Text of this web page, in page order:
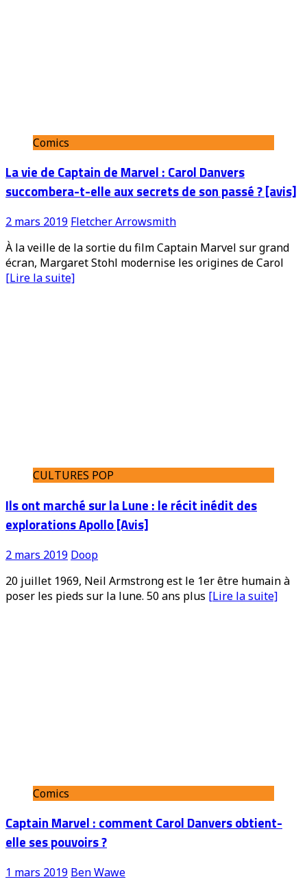
Comics
La vie de Captain de Marvel : Carol Danvers
succombera-t-elle aux secrets de son passé ? [avis]
2 mars 2019 Fletcher Arrowsmith
À la veille de la sortie du film Captain Marvel sur grand
écran, Margaret Stohl modernise les origines de Carol
[Lire la suite]
CULTURES POP
Ils ont marché sur la Lune : le récit inédit des
explorations Apollo [Avis]
2 mars 2019 Doop
20 juillet 1969, Neil Armstrong est le 1er être humain à
poser les pieds sur la lune. 50 ans plus [Lire la suite]
Comics
Captain Marvel : comment Carol Danvers obtient-
elle ses pouvoirs ?
1 mars 2019 Ben Wawe